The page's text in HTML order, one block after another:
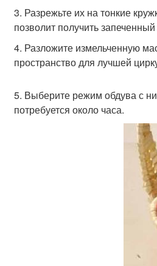
3. Разрежьте их на тонкие
позволит получить
4. Разложите измельченную
пространство для лучшей
5. Выберите режим обдува с
потребуется около часа.